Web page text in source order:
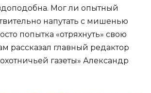
Мог ли опытный
напутать с мишенью
попытка «отряхнуть» свою
рассказал главный редактор
газеты» Александр